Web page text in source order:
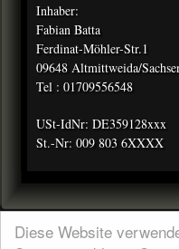
Diese Website
Inhaber:
Fabian Batta
Ferdinat-Möhler-Str.1
09648 Altmittweida/
Tel : 01709556548
USt-IdNr: DE359128xxx
St.-Nr: 009 803 6XXXX